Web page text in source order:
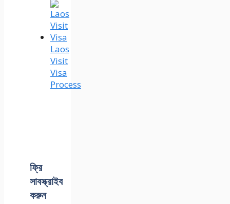
Laos
Visit
Visa
Process
ফ্রি
সাবস্ক্রাইব
করুন